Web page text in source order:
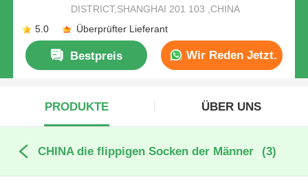
DISTRICT,SHANGHAI 201 103 ,CHINA
5.0
Überprüfter Lieferant
Bestpreis Wir Reden Jetzt.
PRODUKTE ÜBER UNS
CHINA die flippigen Socken der Männer (3)